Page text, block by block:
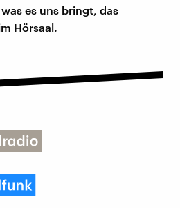
es uns bringt, das
Hörsaal.